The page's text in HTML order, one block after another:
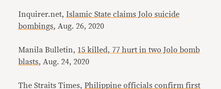
Inquirer.net,Islamic State claims Jolo suicide
bombings, Aug. 26, 2020
Manila Bulletin, 15 killed, 77 hurt in two Jolo bomb
blasts, Aug. 24, 2020
The Straits Times,Philippine officials confirm first